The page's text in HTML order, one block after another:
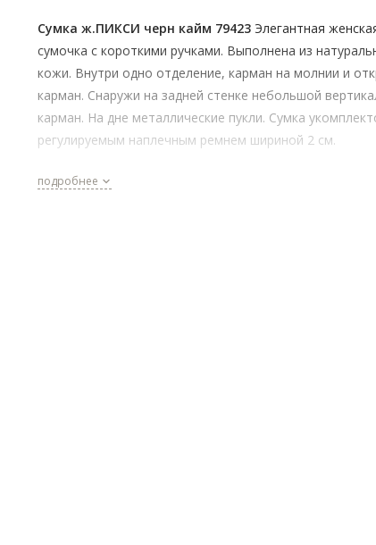
Сумка ж.ПИКСИ черн кайм 79423 Элегантная
сумочка с короткими ручками. Выполнена из
кожи. Внутри одно отделение, карман на молнии и
карман. Снаружи на задней стенке небольшой
карман. На дне металлические пукли. Сумка
регулируемым наплечным ремнем шириной 2 см.
подробнее